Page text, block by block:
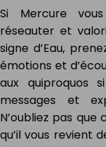
Si Mercure
réseauter et
signe d’Eau,
émotions et
aux quiproquos
messages et
N’oubliez pas
qu’il vous revient